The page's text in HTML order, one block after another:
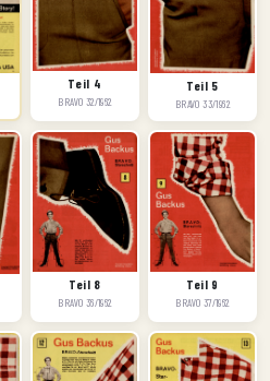
Teil 4
BRAVO 32/1962
Teil 5
BRAVO 33/1962
Teil 8
BRAVO 36/1962
Teil 9
BRAVO 37/1962